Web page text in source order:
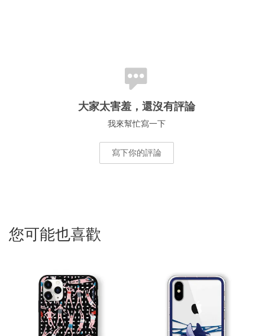
大家太害羞，還沒有評論
我來幫忙寫一下
寫下你的評論
您可能也喜歡